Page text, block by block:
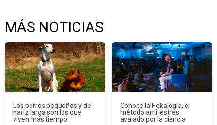
MÁS NOTICIAS
Los perros pequeños y de
nariz larga son los que
viven más tiempo
Conoce la Hekalogía, el
método anti‑estrés
avalado por la ciencia